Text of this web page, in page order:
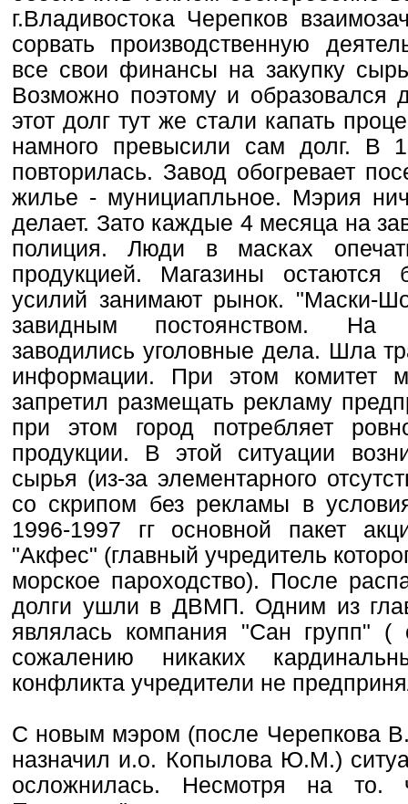
г.Владивостока Черепков
сорвать производственную
все свои финансы на закупку
Возможно поэтому и образовался
этот долг тут же стали капать
намного превысили сам долг. В
повторилась. Завод обогревает
жилье - мунициапльное. Мэрия
делает. Зато каждые 4 месяца на
полиция. Люди в масках
продукцией. Магазины остаются
усилий занимают рынок. "Маски-
завидным постоянством. На
заводились уголовные дела. Шла
информации. При этом комитет
запретил размещать рекламу
при этом город потребляет
продукции. В этой ситуации
сырья (из-за элементарного
со скрипом без рекламы в
1996-1997 гг основной пакет
"Акфес" (главный учредитель
морское пароходство). После
долги ушли в ДВМП. Одним из
являлась компания "Сан групп"
сожалению никаких
конфликта учредители не
С новым мэром (после Черепкова
назначил и.о. Копылова Ю.М.)
осложнилась. Несмотря на то.